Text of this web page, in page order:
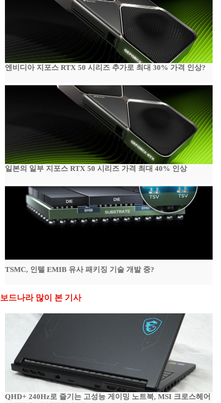
엔비디아 지포스 RTX 50 시리즈 추가로 최대 30% 가격 인상?
일본의 일부 지포스 RTX 50 시리즈 가격 최대 40% 인상
TSMC, 인텔 EMIB 유사 패키징 기술 개발 중?
보드나라 많이 본 기사
QHD+ 240Hz로 즐기는 고성능 게이밍 노트북, MSI 크로스헤어